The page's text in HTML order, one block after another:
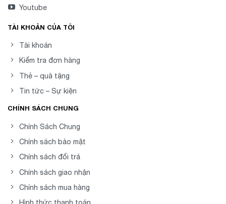
Youtube
TÀI KHOẢN CỦA TÔI
Tài khoản
Kiểm tra đơn hàng
Thẻ – quà tặng
Tin tức – Sự kiện
CHÍNH SÁCH CHUNG
Chính Sách Chung
Chính sách bảo mật
Chính sách đổi trả
Chính sách giao nhận
Chính sách mua hàng